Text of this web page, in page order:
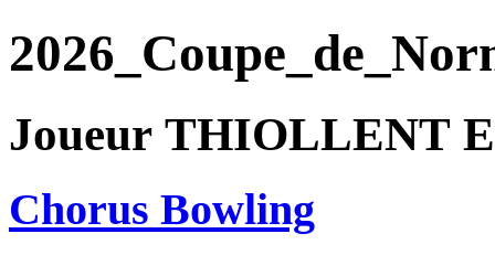
Joueur THIOLLENT
Chorus Bowling